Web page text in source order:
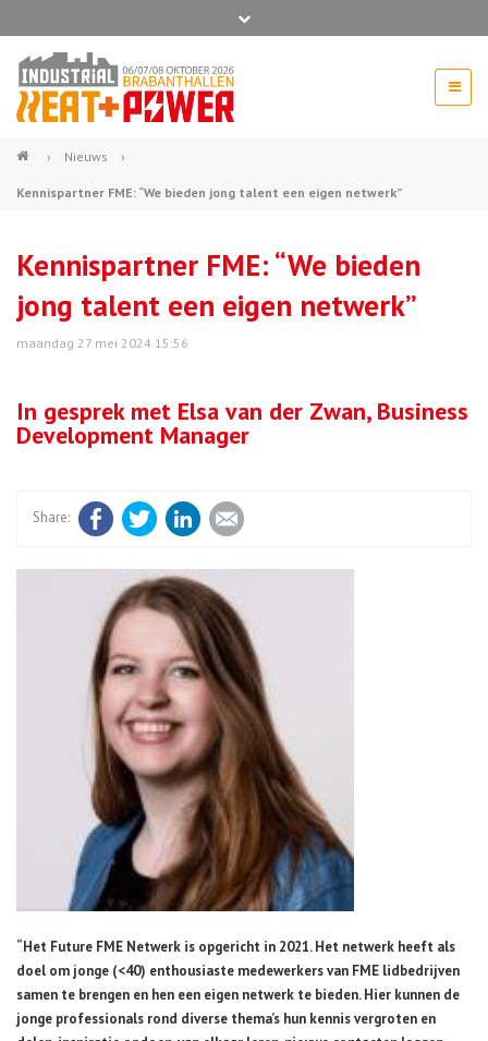
beurs@54events.nl
Exposanten login
› Nieuws ›
Kennispartner FME: “We bieden jong talent een eigen netwerk”
Kennispartner FME: “We bieden
jong talent een eigen netwerk”
maandag 27 mei 2024 15:56
In gesprek met Elsa van der Zwan, Business
Development Manager
FacebookTwitter LinkedIn
“Het Future FME Netwerk is opgericht in 2021. Het netwerk heeft als
doel om jonge (<40) enthousiaste medewerkers van FME lidbedrijven
samen te brengen en hen een eigen netwerk te bieden. Hier kunnen de
jonge professionals rond diverse thema’s hun kennis vergroten en